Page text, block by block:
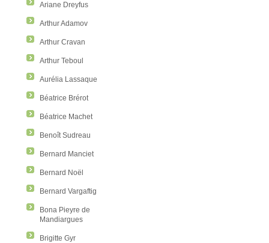
Ariane Dreyfus
Arthur Adamov
Arthur Cravan
Arthur Teboul
Aurélia Lassaque
Béatrice Brérot
Béatrice Machet
Benoît Sudreau
Bernard Manciet
Bernard Noël
Bernard Vargaftig
Bona Pieyre de
Mandiargues
Brigitte Gyr